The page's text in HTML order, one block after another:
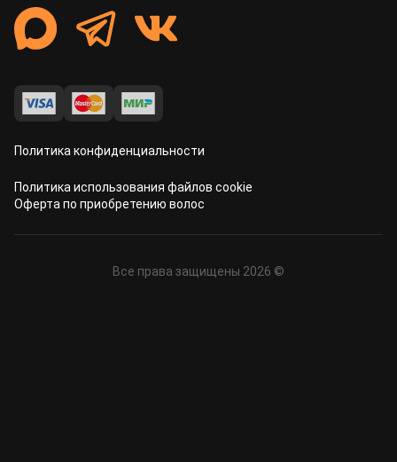
Политика конфиденциальности
Политика использования файлов cookie
Оферта по приобретению волос
Все права защищены 2026 ©